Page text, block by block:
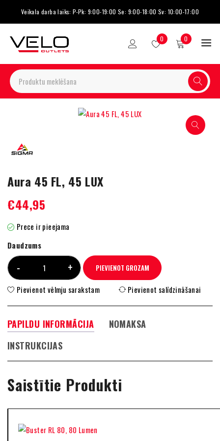
Veikala darba laiks: P-Pk: 9:00-19:00 Se: 9:00-18:00 Sv: 10:00-17:00
0 0
Aura 45 FL, 45 LUX
€44,95
Prece ir pieejama
Daudzums
PIEVIENOT GROZAM
Pievienot vēlmju sarakstam Pievienot salīdzināšanai
PAPILDU INFORMĀCIJA
NOMAKSA
INSTRUKCIJAS
Saistītie Produkti